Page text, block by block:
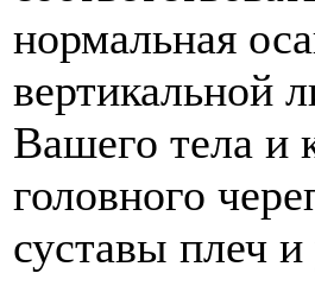
нормальная
вертикальной
Вашего тела и
головного
суставы плеч